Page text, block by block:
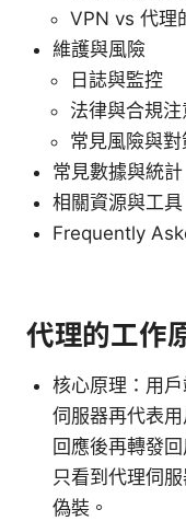
VPN vs 代理
維護與風險
日誌與監控
法律與合規注
常見風險與對
常見數據與統計
相關資源與工具
Frequently
代理的工作
核心原理：用
伺服器再代表
回應後再轉發
只看到代理伺
偽裝。